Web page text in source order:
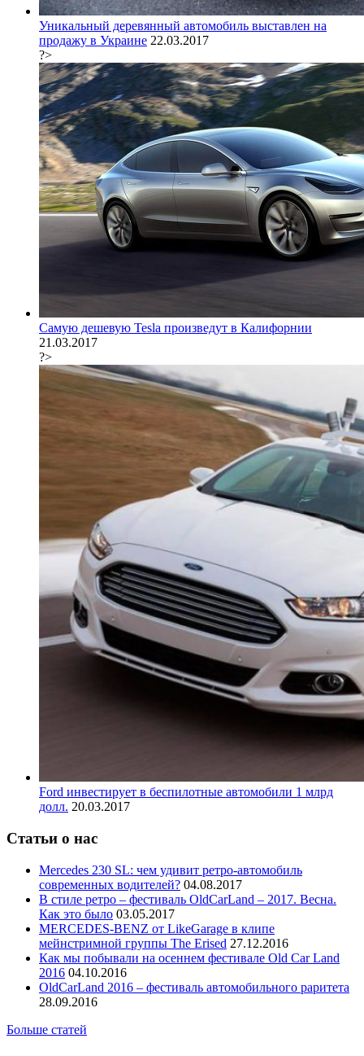
Уникальный деревянный автомобиль выставлен на
продажу в Украине 22.03.2017
?>
Самую дешевую Tesla произведут в Калифорнии
21.03.2017
?>
Ford инвестирует в беспилотные автомобили 1 млрд
долл. 20.03.2017
Статьи о нас
Mercedes 230 SL: чем удивит ретро-автомобиль
современных водителей? 04.08.2017
В стиле ретро – фестиваль OldCarLand – 2017. Весна.
Как это было 03.05.2017
MERCEDES-BENZ от LikeGarage в клипе
мейнстримной группы The Erised 27.12.2016
Как мы побывали на осеннем фестивале Old Car Land
2016 04.10.2016
OldCarLand 2016 – фестиваль автомобильного раритета
28.09.2016
Больше статей